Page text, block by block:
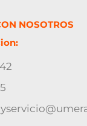
NOSOTROS